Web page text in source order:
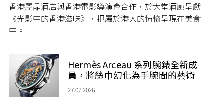
香港麗晶酒店與香港電影導演會合作，於大堂酒廊呈獻
《光影中的香港滋味》，把屬於港人的情懷呈現在美食
中。
Hermès Arceau 系列腕錶全新成
員，將絲巾幻化為手腕間的藝術
27.07.2026